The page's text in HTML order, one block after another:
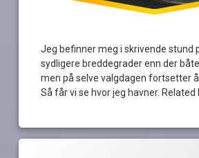
Jeg befinner meg i skrivende stund
sydligere breddegrader enn der
men på selve valgdagen fortsetter
Så får vi se hvor jeg havner. Related